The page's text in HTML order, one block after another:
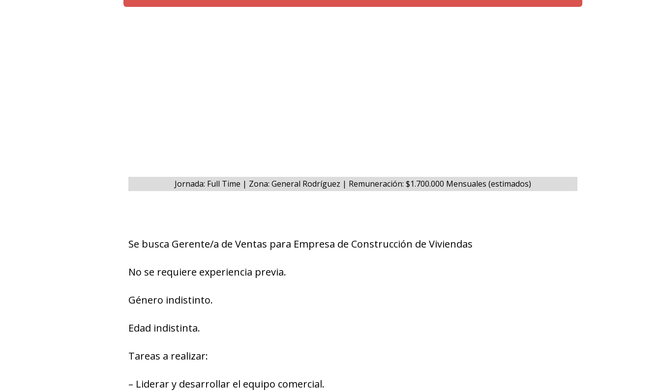
Jornada: Full Time | Zona: General Rodríguez | Remuneración: $1.700.000 Mensuales (estimados)
Se busca Gerente/a de Ventas para Empresa de Construcción de Viviendas
No se requiere experiencia previa.
Género indistinto.
Edad indistinta.
Tareas a realizar:
– Liderar y desarrollar el equipo comercial.